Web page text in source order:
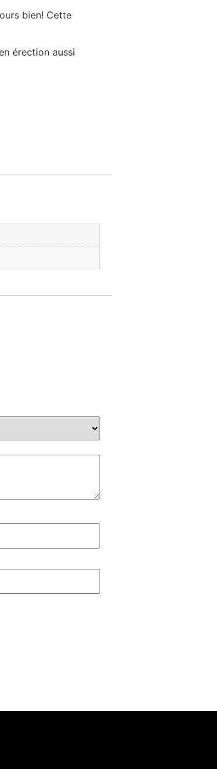
bien! Cette
érection aussi